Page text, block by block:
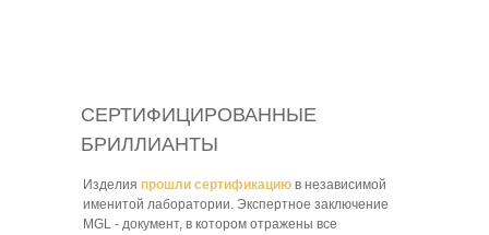
СЕРТИФИЦИРОВАННЫЕ
БРИЛЛИАНТЫ
Изделия прошли сертификацию в независимой
именитой лаборатории. Экспертное заключение
MGL - документ, в котором отражены все